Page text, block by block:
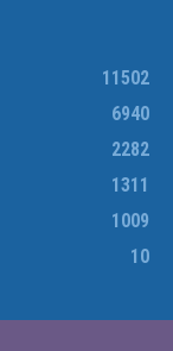
11502
6940
2282
1311
1009
10